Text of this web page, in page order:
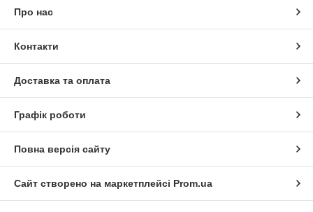
Про нас
Контакти
Доставка та оплата
Графік роботи
Повна версія сайту
Сайт створено на маркетплейсі Prom.ua